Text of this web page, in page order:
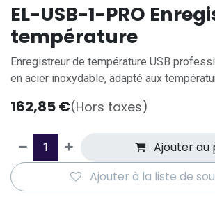
EL-USB-1-PRO
température
Enregistreur de température USB
en acier inoxydable, adapté aux
162,85€(Hors taxes)
Ajouter au
Ajouter à la liste de